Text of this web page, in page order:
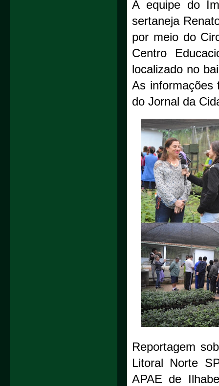
A equipe do
sertaneja
por meio do
Centro
localizado no
As informações
do Jornal da
Reportagem
Litoral Norte
APAE de